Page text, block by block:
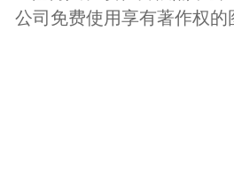
公司免费使用享有著作权